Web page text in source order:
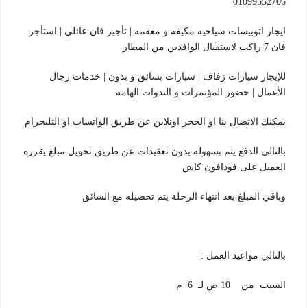
ايجار اتوبيسات سياحيه مكيفه و معقمه | تأجير فان عائلي | استأجر
فان 7 راكب لاستقبال الوافدين من المطار
للإيجار سيارات زفاف | سيارات بسائق و بدون | خدمات رجال
الأعمال | حضور المؤتمرات و الندوات الهامة
يمكنك الاتصال بنا او الحجز اونلاين عن طريق الواتساب او التليجرام
بالتالي الدفع يتم بسهوله بدون تعقيدات عن طريق تحويل مبلغ يقرره
العميل على فودافون كاش
وباقي المبلغ بعد انتهاء الرحلة يتم تحصيله مع السائق
بالتالي مواعيد العمل :
السبت من 10 ص لـ 6 م